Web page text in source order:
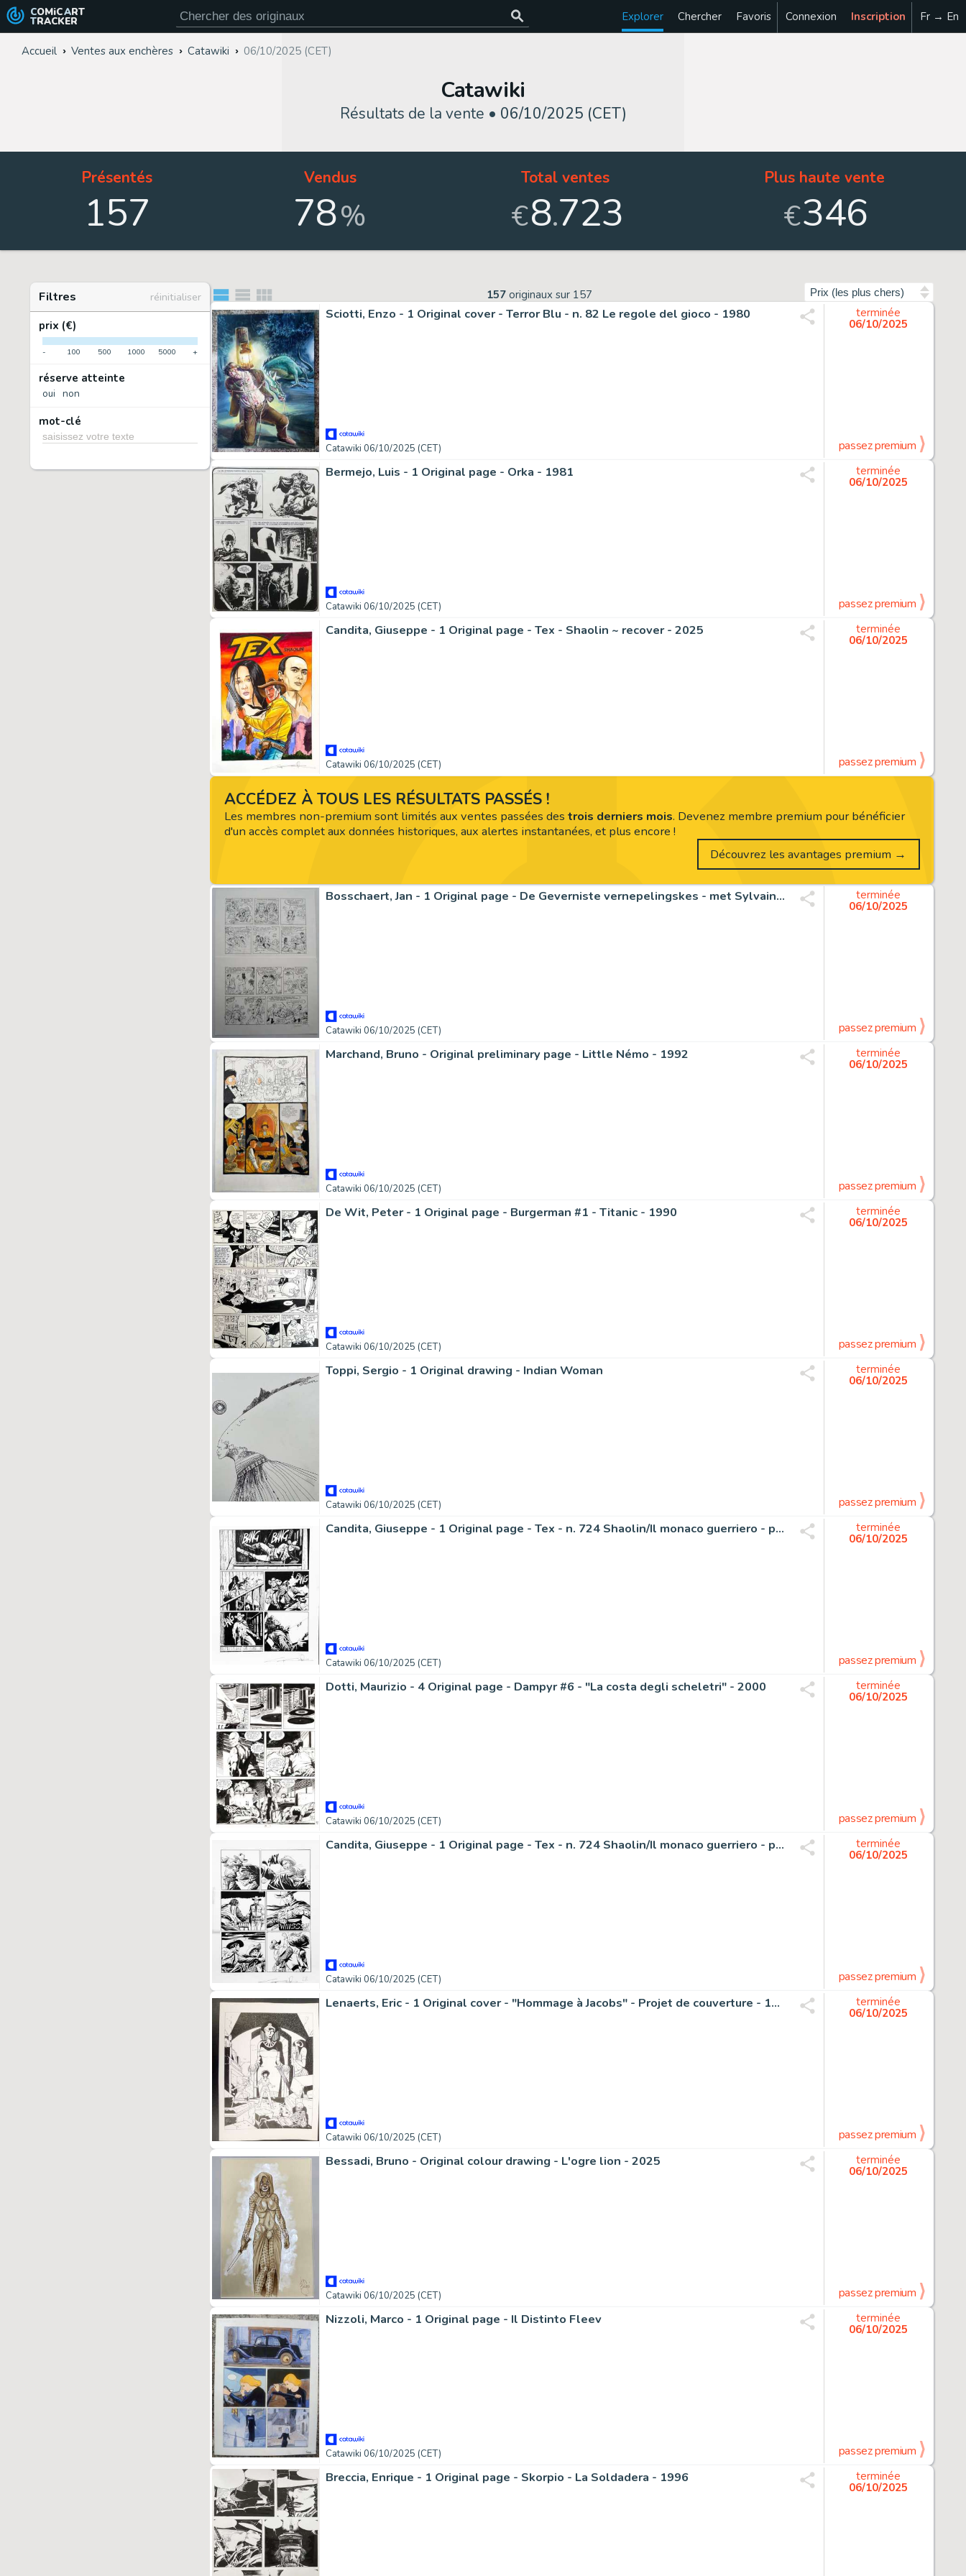
COMiC ART
TRACKER Explorer Chercher Favoris Connexion Inscription Fr → En
Accueil Ventes aux enchères Catawiki 06/10/2025 (CET)
Catawiki
Résultats de la vente • 06/10/2025 (CET)
Présentés
157
Vendus
78%
Total ventes
€8.723
Plus haute vente
€346
Filtres
réinitialiser
prix (€)
- 100 500 1000 5000 +
réserve atteinte
oui non
mot-clé
157 originaux sur 157
Sciotti, Enzo - 1 Original cover - Terror Blu - n. 82 Le regole del gioco - 1980
Catawiki 06/10/2025 (CET)
terminée
06/10/2025
passez premium
Bermejo, Luis - 1 Original page - Orka - 1981
Catawiki 06/10/2025 (CET)
terminée
06/10/2025
passez premium
Candita, Giuseppe - 1 Original page - Tex - Shaolin ~ recover - 2025
Catawiki 06/10/2025 (CET)
terminée
06/10/2025
passez premium
Bosschaert, Jan - 1 Original page - De Geverniste vernepelingskes - met Sylvain en TIne van de Brande - Plaat 2
Catawiki 06/10/2025 (CET)
terminée
06/10/2025
passez premium
Marchand, Bruno - Original preliminary page - Little Némo - 1992
Catawiki 06/10/2025 (CET)
terminée
06/10/2025
passez premium
De Wit, Peter - 1 Original page - Burgerman #1 - Titanic - 1990
Catawiki 06/10/2025 (CET)
terminée
06/10/2025
passez premium
Toppi, Sergio - 1 Original drawing - Indian Woman
Catawiki 06/10/2025 (CET)
terminée
06/10/2025
passez premium
Candita, Giuseppe - 1 Original page - Tex - n. 724 Shaolin/Il monaco guerriero - p. 77 - 2021
Catawiki 06/10/2025 (CET)
terminée
06/10/2025
passez premium
Dotti, Maurizio - 4 Original page - Dampyr #6 - "La costa degli scheletri" - 2000
Catawiki 06/10/2025 (CET)
terminée
06/10/2025
passez premium
Candita, Giuseppe - 1 Original page - Tex - n. 724 Shaolin/Il monaco guerriero - p. 28 - 2021
Catawiki 06/10/2025 (CET)
terminée
06/10/2025
passez premium
Lenaerts, Eric - 1 Original cover - "Hommage à Jacobs" - Projet de couverture - 1996
Catawiki 06/10/2025 (CET)
terminée
06/10/2025
passez premium
Bessadi, Bruno - Original colour drawing - L'ogre lion - 2025
Catawiki 06/10/2025 (CET)
terminée
06/10/2025
passez premium
Nizzoli, Marco - 1 Original page - Il Distinto Fleev
Catawiki 06/10/2025 (CET)
terminée
06/10/2025
passez premium
Breccia, Enrique - 1 Original page - Skorpio - La Soldadera - 1996
terminée
06/10/2025
ACCÉDEZ À TOUS LES RÉSULTATS PASSÉS !
Les membres non-premium sont limités aux ventes passées des trois derniers mois. Devenez membre premium pour bénéficier
d'un accès complet aux données historiques, aux alertes instantanées, et plus encore !
Découvrez les avantages premium →